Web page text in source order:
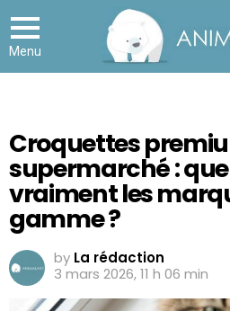
Menu
Croquettes
supermarché :
vraiment les
gamme ?
by La rédaction
3 mars 2026, 11 h 06 min